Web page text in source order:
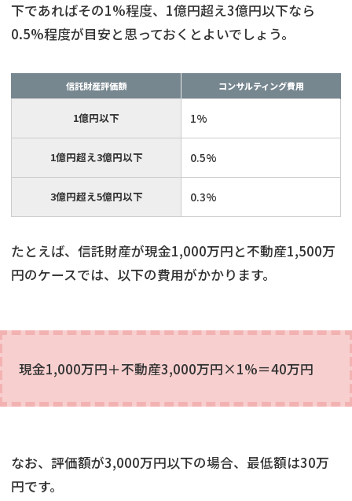
下であればその1%程度、1億円超え3億円以下なら
0.5%程度が目安と思っておくとよいでしょう。
信託財産評価額 コンサルティング費用
1億円以下 1%
1億円超え3億円以下 0.5%
3億円超え5億円以下 0.3%
たとえば、信託財産が現金1,000万円と不動産1,500万
円のケースでは、以下の費用がかかります。
現金1,000万円＋不動産3,000万円×1%＝40万円
なお、評価額が3,000万円以下の場合、最低額は30万
円です。